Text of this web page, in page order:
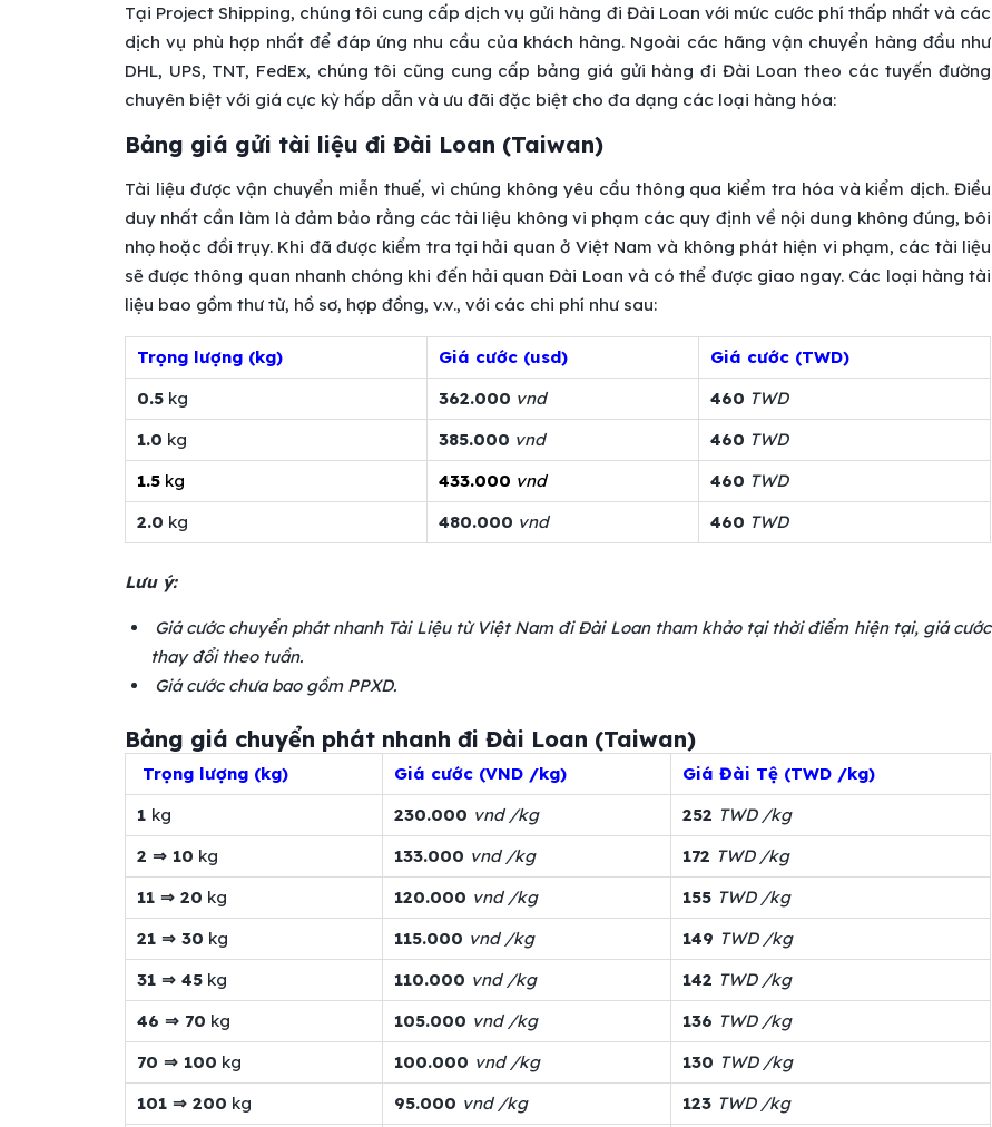
Tại Project Shipping, chúng tôi cung cấp dịch vụ gửi hàng đi Đài Loan với mức cước phí thấp nhất và các
dịch vụ phù hợp nhất để đáp ứng nhu cầu của khách hàng. Ngoài các hãng vận chuyển hàng đầu như
DHL, UPS, TNT, FedEx, chúng tôi cũng cung cấp bảng giá gửi hàng đi Đài Loan theo các tuyến đường
chuyên biệt với giá cực kỳ hấp dẫn và ưu đãi đặc biệt cho đa dạng các loại hàng hóa:
Bảng giá gửi tài liệu đi Đài Loan (Taiwan)
Tài liệu được vận chuyển miễn thuế, vì chúng không yêu cầu thông qua kiểm tra hóa và kiểm dịch. Điều
duy nhất cần làm là đảm bảo rằng các tài liệu không vi phạm các quy định về nội dung không đúng, bôi
nhọ hoặc đồi trụy. Khi đã được kiểm tra tại hải quan ở Việt Nam và không phát hiện vi phạm, các tài liệu
sẽ được thông quan nhanh chóng khi đến hải quan Đài Loan và có thể được giao ngay. Các loại hàng tài
liệu bao gồm thư từ, hồ sơ, hợp đồng, v.v., với các chi phí như sau:
Trọng lượng (kg) Giá cước (usd)
Giá cước (TWD)
0.5 kg 362.000 vnd 460 TWD
1.0 kg 385.000 vnd 460 TWD
1.5 kg 433.000 vnd 460 TWD
2.0 kg 480.000 vnd 460 TWD
Lưu ý:
Giá cước chuyển phát nhanh Tài Liệu từ Việt Nam đi Đài Loan tham khảo tại thời điểm hiện tại, giá cước
thay đổi theo tuần.
Giá cước chưa bao gồm PPXD.
Bảng giá chuyển phát nhanh đi Đài Loan (Taiwan)
Trọng lượng (kg) Giá cước (VND /kg)
Giá Đài Tệ (TWD /kg)
1 kg 230.000 vnd /kg 252 TWD /kg
2 ⇒ 10 kg 133.000 vnd /kg 172 TWD /kg
11 ⇒ 20 kg 120.000 vnd /kg 155 TWD /kg
21 ⇒​ 30 kg 115.000 vnd /kg 149 TWD /kg
31 ⇒​ 45 kg 110.000 vnd /kg 142 TWD /kg
46 ⇒​ 70 kg 105.000 vnd /kg 136 TWD /kg
70 ⇒ 100 kg 100.000 vnd /kg 130 TWD /kg
101 ⇒ 200 kg 95.000 vnd /kg 123 TWD /kg